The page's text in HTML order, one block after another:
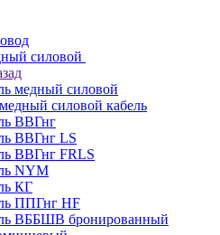
силовой
медный силовой
силовой кабель
ВВГнг
ВВГнг LS
ВВГнг FRLS
NYM
КГ
ППГнг HF
ВББШВ бронированный